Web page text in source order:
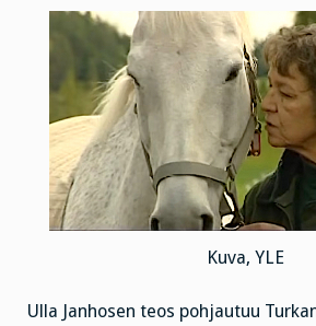
Kuva, YLE
Ulla Janhosen teos pohjautuu